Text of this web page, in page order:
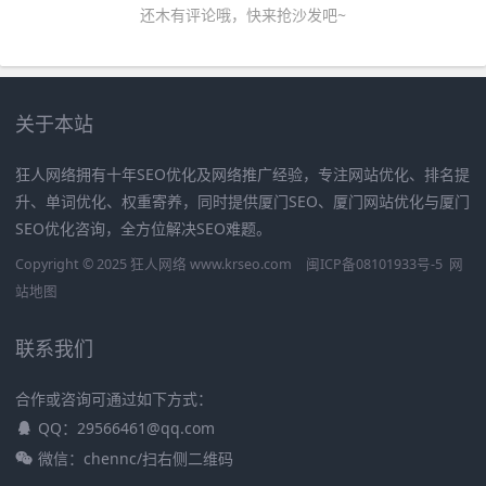
还木有评论哦，快来抢沙发吧~
关于本站
狂人网络拥有十年SEO优化及网络推广经验，专注网站优化、排名提
升、单词优化、权重寄养，同时提供厦门SEO、厦门网站优化与厦门
SEO优化咨询，全方位解决SEO难题。
Copyright © 2025 狂人网络 www.krseo.com 闽ICP备08101933号-5 网
站地图
联系我们
合作或咨询可通过如下方式：
QQ：29566461@qq.com
微信：chennc/扫右侧二维码